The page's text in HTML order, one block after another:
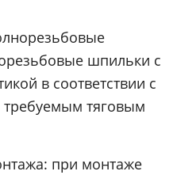
шпильки с
в соответствии с
тяговым
при монтаже